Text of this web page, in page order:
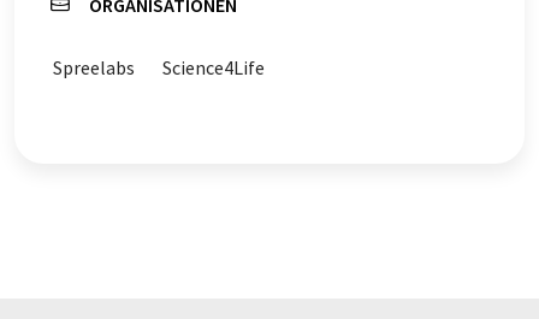
Spreelabs Science4Life